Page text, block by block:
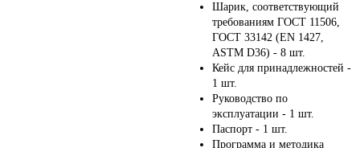
Шарик, соответствующий
требованиям ГОСТ 11506,
ГОСТ 33142 (EN 1427,
ASTM D36) - 8 шт.
Кейс для принадлежностей -
1 шт.
Руководство по
эксплуатации - 1 шт.
Паспорт - 1 шт.
Программа и методика